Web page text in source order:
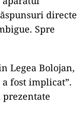
este
didactice,